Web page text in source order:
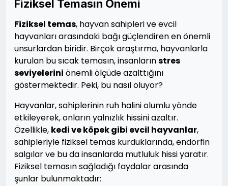
Fiziksel Temasın Önemi
Fiziksel temas, hayvan sahipleri ve evcil
hayvanları arasındaki bağı güçlendiren en önemli
unsurlardan biridir. Birçok araştırma, hayvanlarla
kurulan bu sıcak temasın, insanlarınstres
seviyelerini önemli ölçüde azalttığını
göstermektedir. Peki, bu nasıl oluyor?
Hayvanlar, sahiplerinin ruh halini olumlu yönde
etkileyerek, onların yalnızlık hissini azaltır.
Özellikle, kedi ve köpek gibi evcil hayvanlar,
sahipleriyle fiziksel temas kurduklarında, endorfin
salgılar ve bu da insanlarda mutluluk hissi yaratır.
Fiziksel temasın sağladığı faydalar arasında
şunlar bulunmaktadır: